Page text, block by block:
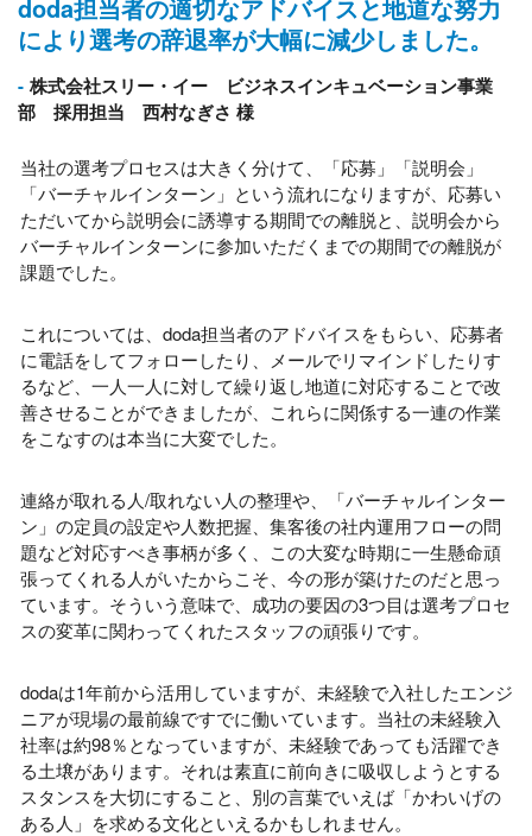
doda担当者の適切なアドバイスと地道な努力
により選考の辞退率が大幅に減少しました。
株式会社スリー・イー ビジネスインキュベーション事業
部 採用担当 西村なぎさ 様
当社の選考プロセスは大きく分けて、「応募」「説明会」
「バーチャルインターン」という流れになりますが、応募い
ただいてから説明会に誘導する期間での離脱と、説明会から
バーチャルインターンに参加いただくまでの期間での離脱が
課題でした。
これについては、 doda担当者のアドバイスをもらい、応募者
に電話をしてフォローしたり、メールでリマインドしたりす
るなど、一人一人に対して繰り返し地道に対応することで改
善させることができましたが、これらに関係する一連の作業
をこなすのは本当に大変でした。
連絡が取れる人/取れない人の整理や、「バーチャルインター
ン」の定員の設定や人数把握、集客後の社内運用フローの問
題など対応すべき事柄が多く、この大変な時期に一生懸命頑
張ってくれる人がいたからこそ、今の形が築けたのだと思っ
ています。そういう意味で、成功の要因の3つ目は選考プロセ
スの変革に関わってくれたスタッフの頑張りです。
dodaは1年前から活用していますが、未経験で入社したエンジ
ニアが現場の最前線ですでに働いています。当社の未経験入
社率は約98％となっていますが、未経験であっても活躍でき
る土壌があります。それは素直に前向きに吸収しようとする
スタンスを大切にすること、別の言葉でいえば「かわいげの
ある人」を求める文化といえるかもしれません。